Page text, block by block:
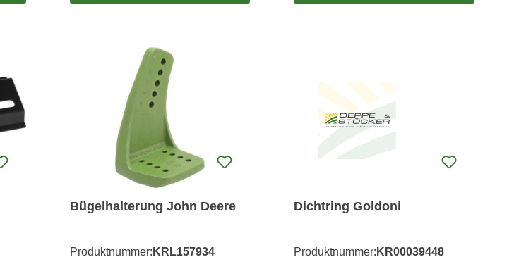
Bügelhalterung John Deere
Produktnummer: KRL157934
Dichtring Goldoni
Produktnummer: KR00039448